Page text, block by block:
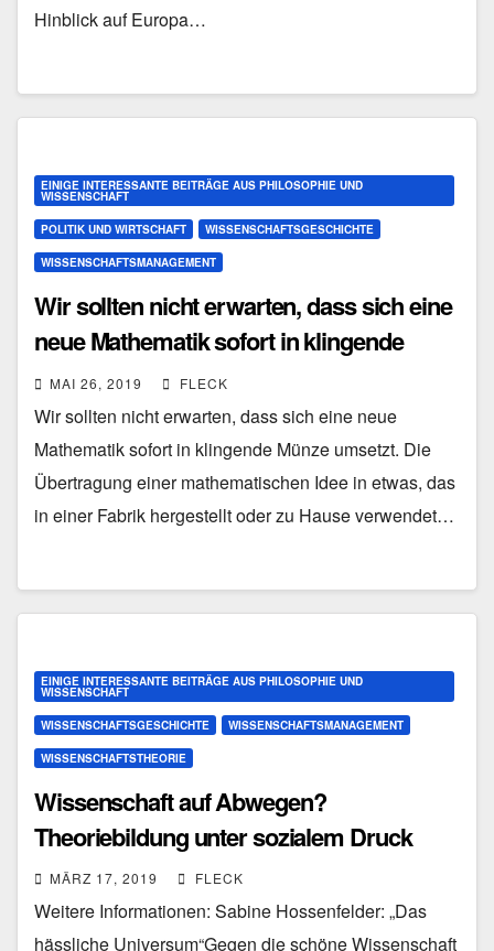
Hinblick auf Europa…
EINIGE INTERESSANTE BEITRÄGE AUS PHILOSOPHIE UND
WISSENSCHAFT
POLITIK UND WIRTSCHAFT WISSENSCHAFTSGESCHICHTE
WISSENSCHAFTSMANAGEMENT
Wir sollten nicht erwarten, dass sich eine
neue Mathematik sofort in klingende
Münze umsetzt (Ian Stewart)
MAI 26, 2019 FLECK
Wir sollten nicht erwarten, dass sich eine neue
Mathematik sofort in klingende Münze umsetzt. Die
Übertragung einer mathematischen Idee in etwas, das
in einer Fabrik hergestellt oder zu Hause verwendet…
EINIGE INTERESSANTE BEITRÄGE AUS PHILOSOPHIE UND
WISSENSCHAFT
WISSENSCHAFTSGESCHICHTE WISSENSCHAFTSMANAGEMENT
WISSENSCHAFTSTHEORIE
Wissenschaft auf Abwegen?
Theoriebildung unter sozialem Druck
MÄRZ 17, 2019 FLECK
Weitere Informationen: Sabine Hossenfelder: „Das
hässliche Universum“Gegen die schöne Wissenschaft